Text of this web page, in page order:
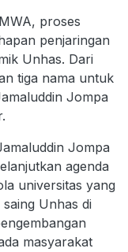
proses
penjaringan
Unhas. Dari
tiga nama untuk
Jompa
Jompa
agenda
universitas yang
Unhas di
masyarakat